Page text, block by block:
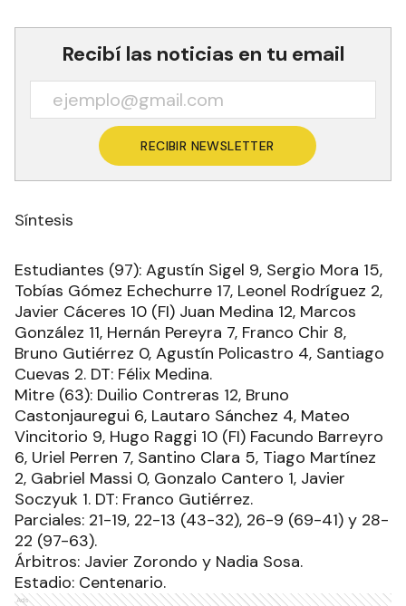
Recibí las noticias en tu email
RECIBIR NEWSLETTER
Síntesis
Estudiantes (97): Agustín Sigel 9, Sergio Mora 15,
Tobías Gómez Echechurre 17, Leonel Rodríguez 2,
Javier Cáceres 10 (FI) Juan Medina 12, Marcos
González 11, Hernán Pereyra 7, Franco Chir 8,
Bruno Gutiérrez 0, Agustín Policastro 4, Santiago
Cuevas 2. DT: Félix Medina.
Mitre (63): Duilio Contreras 12, Bruno
Castonjauregui 6, Lautaro Sánchez 4, Mateo
Vincitorio 9, Hugo Raggi 10 (FI) Facundo Barreyro
6, Uriel Perren 7, Santino Clara 5, Tiago Martínez
2, Gabriel Massi 0, Gonzalo Cantero 1, Javier
Soczyuk 1. DT: Franco Gutiérrez.
Parciales: 21-19, 22-13 (43-32), 26-9 (69-41) y 28-
22 (97-63).
Árbitros: Javier Zorondo y Nadia Sosa.
Estadio: Centenario.
Ads